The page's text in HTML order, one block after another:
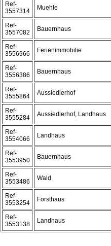
Ref-
3557314
Muehle
Ref-
3557082
Bauernhaus
Ref-
3556966
Ferienimmobilie
Ref-
3556386
Bauernhaus
Ref-
3555864
Aussiedlerhof
Ref-
3555284
Aussiedlerhof, Landhaus
Ref-
3554066
Landhaus
Ref-
3553950
Bauernhaus
Ref-
3553486
Wald
Ref-
3553254
Forsthaus
Ref-
3553138
Landhaus